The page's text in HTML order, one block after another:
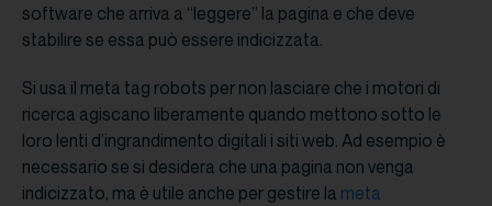
software che arriva a “leggere” la pagina e che deve
stabilire se essa può essere indicizzata.
Si usa il meta tag robots per non lasciare che i motori di
ricerca agiscano liberamente quando mettono sotto le
loro lenti d’ingrandimento digitali i siti web. Ad esempio è
necessario se si desidera che una pagina non venga
indicizzato, ma è utile anche per gestire la meta